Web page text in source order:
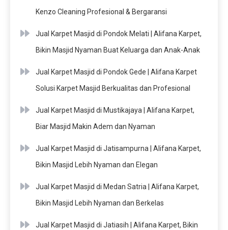
Kenzo Cleaning Profesional & Bergaransi
Jual Karpet Masjid di Pondok Melati | Alifana Karpet,
Bikin Masjid Nyaman Buat Keluarga dan Anak-Anak
Jual Karpet Masjid di Pondok Gede | Alifana Karpet
Solusi Karpet Masjid Berkualitas dan Profesional
Jual Karpet Masjid di Mustikajaya | Alifana Karpet,
Biar Masjid Makin Adem dan Nyaman
Jual Karpet Masjid di Jatisampurna | Alifana Karpet,
Bikin Masjid Lebih Nyaman dan Elegan
Jual Karpet Masjid di Medan Satria | Alifana Karpet,
Bikin Masjid Lebih Nyaman dan Berkelas
Jual Karpet Masjid di Jatiasih | Alifana Karpet, Bikin